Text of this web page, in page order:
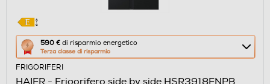
590 € di risparmio energetico
Terza classe di risparmio
Questa
azione
aprirà
FRIGORIFERI